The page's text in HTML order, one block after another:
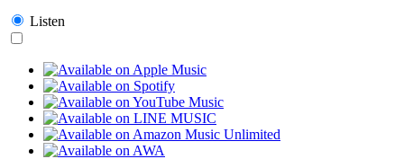
Listen